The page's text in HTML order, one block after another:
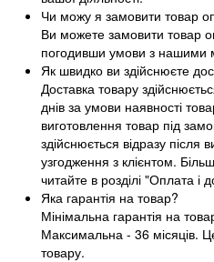
Чи можу я замовити товар
Ви можете замовити товар
погодивши умови з нашими
Як швидко ви здійснюєте
Доставка товару
днів за умови наявності
виготовлення товар під
здійснюється відразу після
узгодження з клієнтом.
читайте в розділі "Оплата і
Яка гарантія на товар?
Мінімальна гарантія на
Максимальна - 36 місяців.
товару.